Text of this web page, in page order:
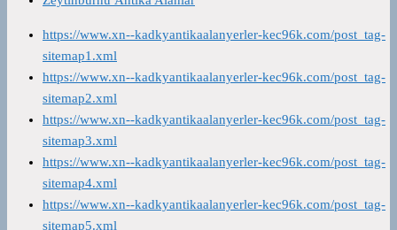
https://www.xn--kadkyantikaalanyerler-kec96k.com/post_tag-
sitemap1.xml
https://www.xn--kadkyantikaalanyerler-kec96k.com/post_tag-
sitemap2.xml
https://www.xn--kadkyantikaalanyerler-kec96k.com/post_tag-
sitemap3.xml
https://www.xn--kadkyantikaalanyerler-kec96k.com/post_tag-
sitemap4.xml
https://www.xn--kadkyantikaalanyerler-kec96k.com/post_tag-
sitemap5.xml